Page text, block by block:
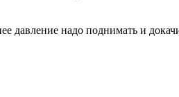
давление надо поднимать и